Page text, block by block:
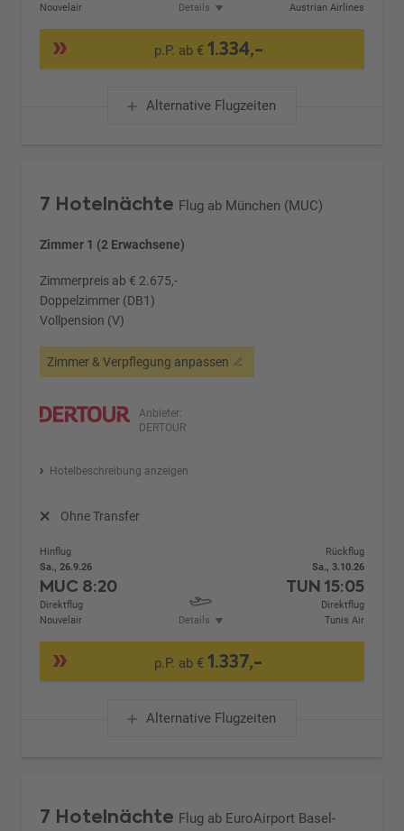
Nouvelair
Details
Austrian Airlines
p.P. ab € 1.334,-
Alternative Flugzeiten
7 Hotelnächte Flug ab München (MUC)
Zimmer 1 (2 Erwachsene)
Zimmerpreis ab € 2.675,-
Doppelzimmer (DB1)
Vollpension (V)
Zimmer & Verpflegung anpassen
Anbieter:
DERTOUR
Hotelbeschreibung anzeigen
Ohne Transfer
Hinflug
Sa., 26.9.26
MUC 8:20
Direktflug
Nouvelair
Details
Rückflug
Sa., 3.10.26
TUN 15:05
Direktflug
Tunis Air
p.P. ab €1.337,-
Alternative Flugzeiten
7 Hotelnächte Flug ab EuroAirport Basel-